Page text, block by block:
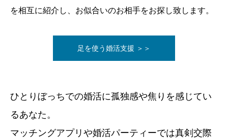
を相互に紹介し、お似合いのお相手をお探し致します。
足を使う婚活支援 ＞＞
少人数専任担当制 ＞＞
ひとりぼっちでの婚活に孤独感や焦りを感じてい
るあなた。
マッチングアプリや婚活パーティーでは真剣交際